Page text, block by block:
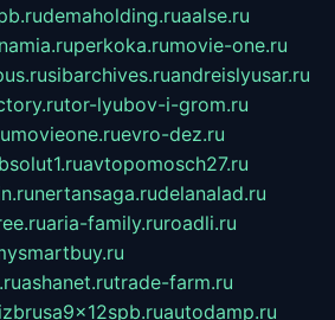
demaholding.ruaalse.ru
perkoka.rumovie-one.ru
sibarchives.ruandreislyusar.ru
tor-lyubov-i-grom.ru
movieone.ruevro-dez.ru
avtopomosch27.ru
nertansaga.rudelanalad.ru
aria-family.ruroadli.ru
ashanet.rutrade-farm.ru
autodamp.ru